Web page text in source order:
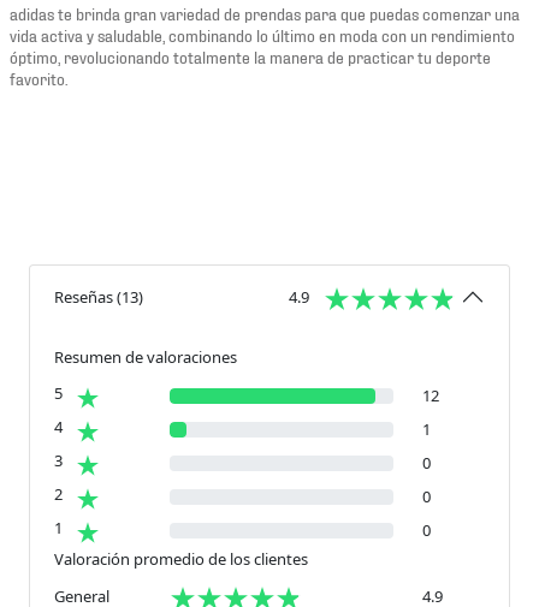
adidas te brinda gran variedad de prendas para que puedas comenzar una
vida activa y saludable, combinando lo último en moda con un rendimiento
óptimo, revolucionando totalmente la manera de practicar tu deporte
favorito.
Reseñas(13) 4.9
Resumen de valoraciones
5
12
4
1
3
0
2
0
1
0
Valoración promedio de los clientes
General
4.9